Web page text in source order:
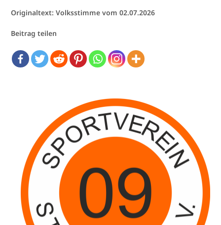
Originaltext: Volksstimme vom 02.07.2026
Beitrag teilen